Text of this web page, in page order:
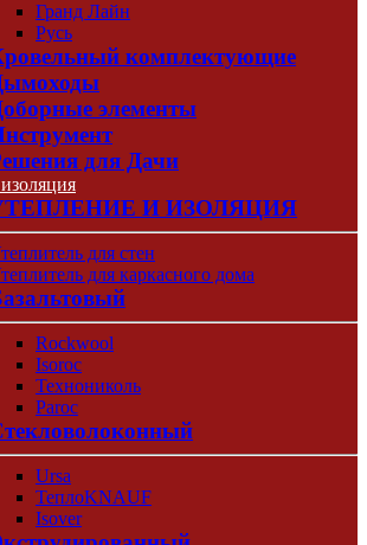
Гранд Лайн
Русь
комплектующие
элементы
для Дачи
И ИЗОЛЯЦИЯ
для стен
для каркасного дома
Rockwool
Isoroc
Технониколь
Paroc
Ursa
ТеплоKNAUF
Isover